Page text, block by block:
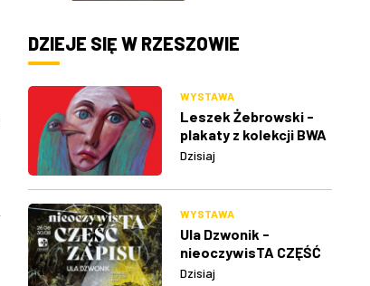
DZIEJE SIĘ W RZESZOWIE
WYSTAWA
Leszek Żebrowski -
plakaty z kolekcji BWA
w Rzeszowie
Dzisiaj
WYSTAWA
Ula Dzwonik -
nieoczywisTA CZĘŚĆ
ZAPISU
Dzisiaj